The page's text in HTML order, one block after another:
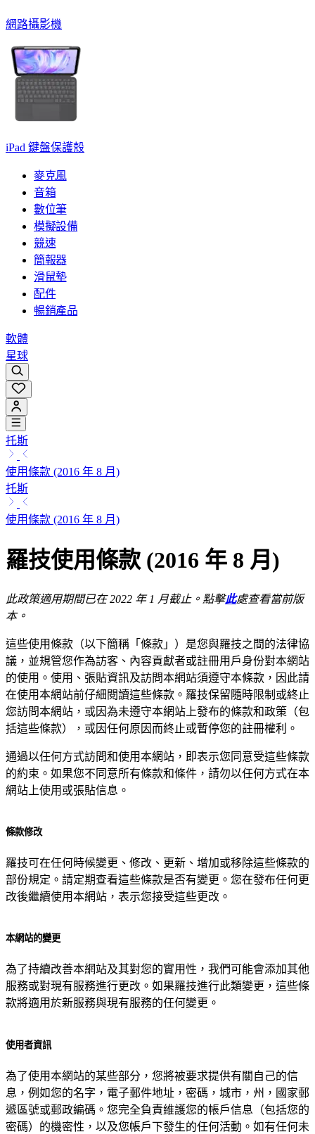
網路攝影機
iPad 鍵盤保護殼
麥克風
音箱
數位筆
模擬設備
競速
簡報器
滑鼠墊
配件
暢銷產品
軟體
星球
托斯
使用條款 (2016 年 8 月)
托斯
使用條款 (2016 年 8 月)
羅技使用條款 (2016 年 8 月)
此政策適用期間已在 2022 年 1 月截止。點擊此處查看當前版
本。
這些使用條款（以下簡稱「條款」）是您與羅技之間的法律協
議，並規管您作為訪客、內容貢獻者或註冊用戶身份對本網站
的使用。使用、張貼資訊及訪問本網站須遵守本條款，因此請
在使用本網站前仔細閱讀這些條款。羅技保留隨時限制或終止
您訪問本網站，或因為未遵守本網站上發布的條款和政策（包
括這些條款），或因任何原因而終止或暫停您的註冊權利。
通過以任何方式訪問和使用本網站，即表示您同意受這些條款
的約束。如果您不同意所有條款和條件，請勿以任何方式在本
網站上使用或張貼信息。
條款修改
羅技可在任何時候變更、修改、更新、增加或移除這些條款的
部份規定。請定期查看這些條款是否有變更。您在發布任何更
改後繼續使用本網站，表示您接受這些更改。
本網站的變更
為了持續改善本網站及其對您的實用性，我們可能會添加其他
服務或對現有服務進行更改。如果羅技進行此類變更，這些條
款將適用於新服務與現有服務的任何變更。
使用者資訊
為了使用本網站的某些部分，您將被要求提供有關自己的信
息，例如您的名字，電子郵件地址，密碼，城市，州，國家郵
遞區號或郵政編碼。您完全負責維護您的帳戶信息（包括您的
密碼）的機密性，以及您帳戶下發生的任何活動。如有任何未